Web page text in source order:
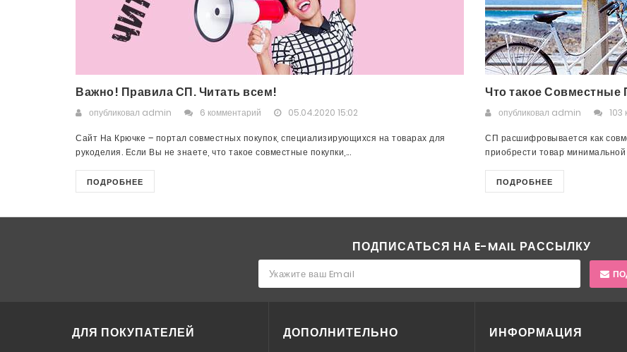
Важно! Правила СП. Читать всем!
опубликовал admin 6 комментарий 05.04.2020 15:02
Сайт На Крючке – портал совместных покупок, специализирующихся на товарах для
рукоделия. Если Вы не знаете, что такое совместные покупки,...
ПОДРОБНЕЕ
Что такое Совместные
опубликовал admin 103
СП расшифровывается как
приобрести товар
ПОДРОБНЕЕ
ПОДПИСАТЬСЯ НА E-MAIL РАССЫЛКУ
ДЛЯ ПОКУПАТЕЛЕЙ ДОПОЛНИТЕЛЬНО ИНФОРМАЦИЯ